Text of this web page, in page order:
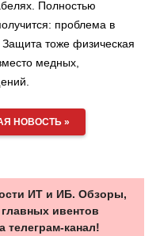
Полностью
проблема в
тоже физическая
медных,
НОВОСТЬ »
ИТ и ИБ. Обзоры,
ивентов
телеграм-канал!